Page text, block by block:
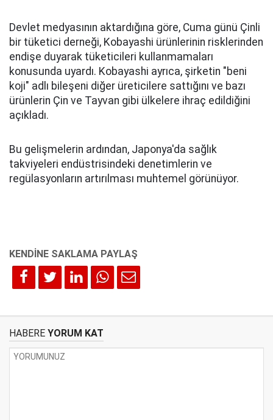
Devlet medyasının aktardığına göre, Cuma günü Çinli
bir tüketici derneği, Kobayashi ürünlerinin risklerinden
endişe duyarak tüketicileri kullanmamaları
konusunda uyardı. Kobayashi ayrıca, şirketin "beni
koji" adlı bileşeni diğer üreticilere sattığını ve bazı
ürünlerin Çin ve Tayvan gibi ülkelere ihraç edildiğini
açıkladı.
Bu gelişmelerin ardından, Japonya'da sağlık
takviyeleri endüstrisindeki denetimlerin ve
regülasyonların artırılması muhtemel görünüyor.
HABERE YORUM KAT